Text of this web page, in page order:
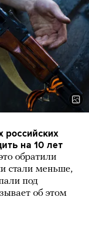
российских
на 10 лет
обратили
стали меньше,
под
об этом